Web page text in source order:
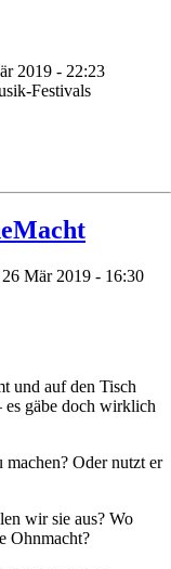
2019 - 22:23
Festivals
Mär 2019 - 16:30
und auf den Tisch
es gäbe doch wirklich
Oder nutzt er
wir sie aus? Wo
Ohnmacht?